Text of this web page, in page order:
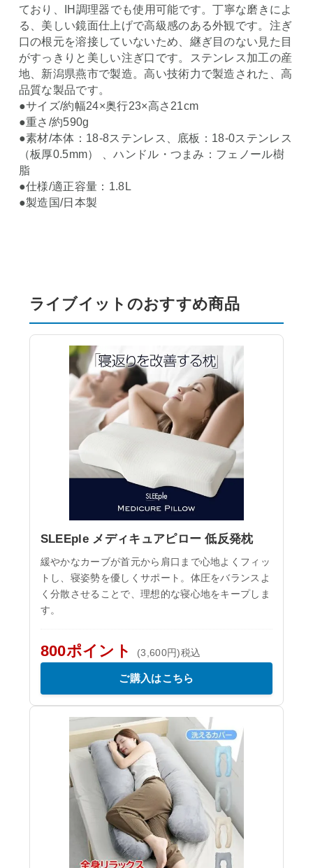
ており、IH調理器でも使用可能です。丁寧な磨きによ
る、美しい鏡面仕上げで高級感のある外観です。注ぎ
口の根元を溶接していないため、継ぎ目のない見た目
がすっきりと美しい注ぎ口です。ステンレス加工の産
地、新潟県燕市で製造。高い技術力で製造された、高
品質な製品です。
●サイズ/約幅24×奥行23×高さ21cm
●重さ/約590g
●素材/本体：18-8ステンレス、底板：18-0ステンレス
（板厚0.5mm） 、ハンドル・つまみ：フェノール樹
脂
●仕様/適正容量：1.8L
●製造国/日本製
ライブイットのおすすめ商品
SLEEple メディキュアピロー 低反発枕
緩やかなカーブが首元から肩口まで心地よくフィッ
トし、寝姿勢を優しくサポート。体圧をバランスよ
く分散させることで、理想的な寝心地をキープしま
す。
800ポイント (3,600円)税込
ご購入はこちら